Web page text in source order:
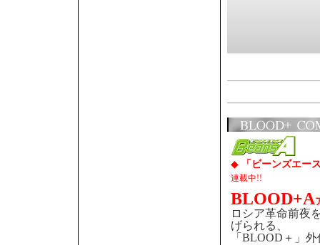
◆ 「ビーンズエー
連載中!!
BLOOD+A
ロシア革命前夜
げられる、
「BLOOD＋」